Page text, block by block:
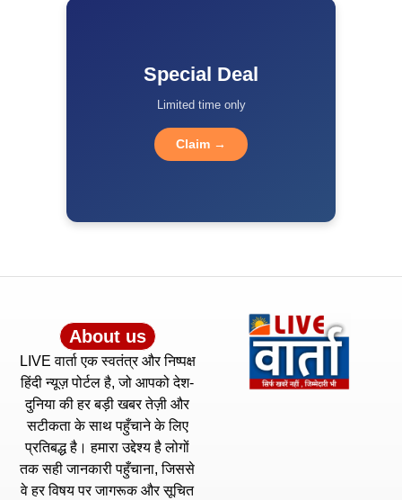
Special Deal
Limited time only
Claim →
About us
LIVE वार्ता एक स्वतंत्र और निष्पक्ष
हिंदी न्यूज़ पोर्टल है, जो आपको देश-
दुनिया की हर बड़ी खबर तेज़ी और
सटीकता के साथ पहुँचाने के लिए
प्रतिबद्ध है। हमारा उद्देश्य है लोगों
तक सही जानकारी पहुँचाना, जिससे
वे हर विषय पर जागरूक और सूचित